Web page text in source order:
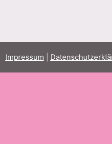
Impressum